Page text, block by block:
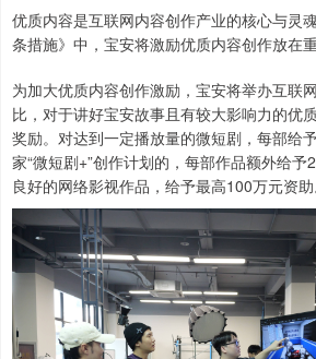
优质内容是互联网内容创作产业的核心与灵
条措施》中，宝安将激励优质内容创作放在重
为加大优质内容创作激励，宝安将举办互联
比，对于讲好宝安故事且有较大影响力的优
奖励。对达到一定播放量的微短剧，每部给
家“微短剧+”创作计划的，每部作品额外给
良好的网络影视作品，给予最高100万元资助